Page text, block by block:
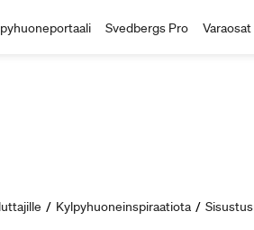
Svedbergs Pro Varaosat
/ Kylpyhuoneinspiraatiota /